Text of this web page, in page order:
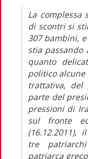
La complessa
di scontri si
307 bambini,
stia passando
quanto
politico alcune
trattativa, del
parte del
pressioni di
sul fronte
(16.12.2011),
tre
patriarca